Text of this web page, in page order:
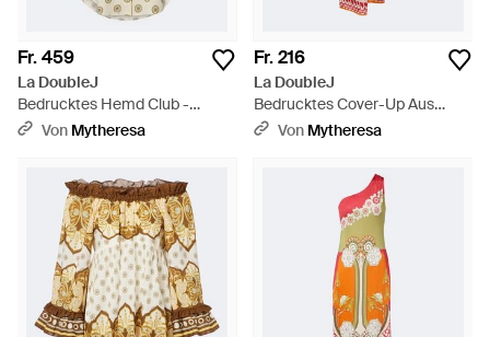
Fr. 459
La DoubleJ
Bedrucktes Hemd Club -
Mettallic
Von Mytheresa
Fr. 216
La DoubleJ
Bedrucktes Cover-Up Aus
Baumwolle - Rot
Von Mytheresa